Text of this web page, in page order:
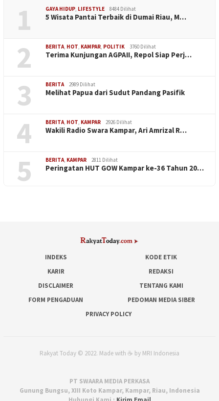
1 GAYA HIDUP LIFESTYLE 8484 Dilihat
5 Wisata Pantai Terbaik di Dumai Riau, M…
2 BERITA HOT KAMPAR POLITIK 3760 Dilihat
Terima Kunjungan AGPAII, Repol Siap Perj…
3 BERITA 2989 Dilihat
Melihat Papua dari Sudut Pandang Pasifik
4 BERITA HOT KAMPAR 2926 Dilihat
Wakili Radio Swara Kampar, Ari Amrizal R…
5 BERITA KAMPAR 2811 Dilihat
Peringatan HUT GOW Kampar ke-36 Tahun 20…
INDEKS
KODE ETIK
KARIR
REDAKSI
DISCLAIMER
TENTANG KAMI
FORM PENGADUAN
PEDOMAN MEDIA SIBER
PRIVACY POLICY
Rakyat Today © 2022. Made with ☕ by MRI Indonesia
PT SWAARA MEDIA PERKASA
Gunung Bungsu, XIII Koto Kampar, Kampar, Riau, Indonesia